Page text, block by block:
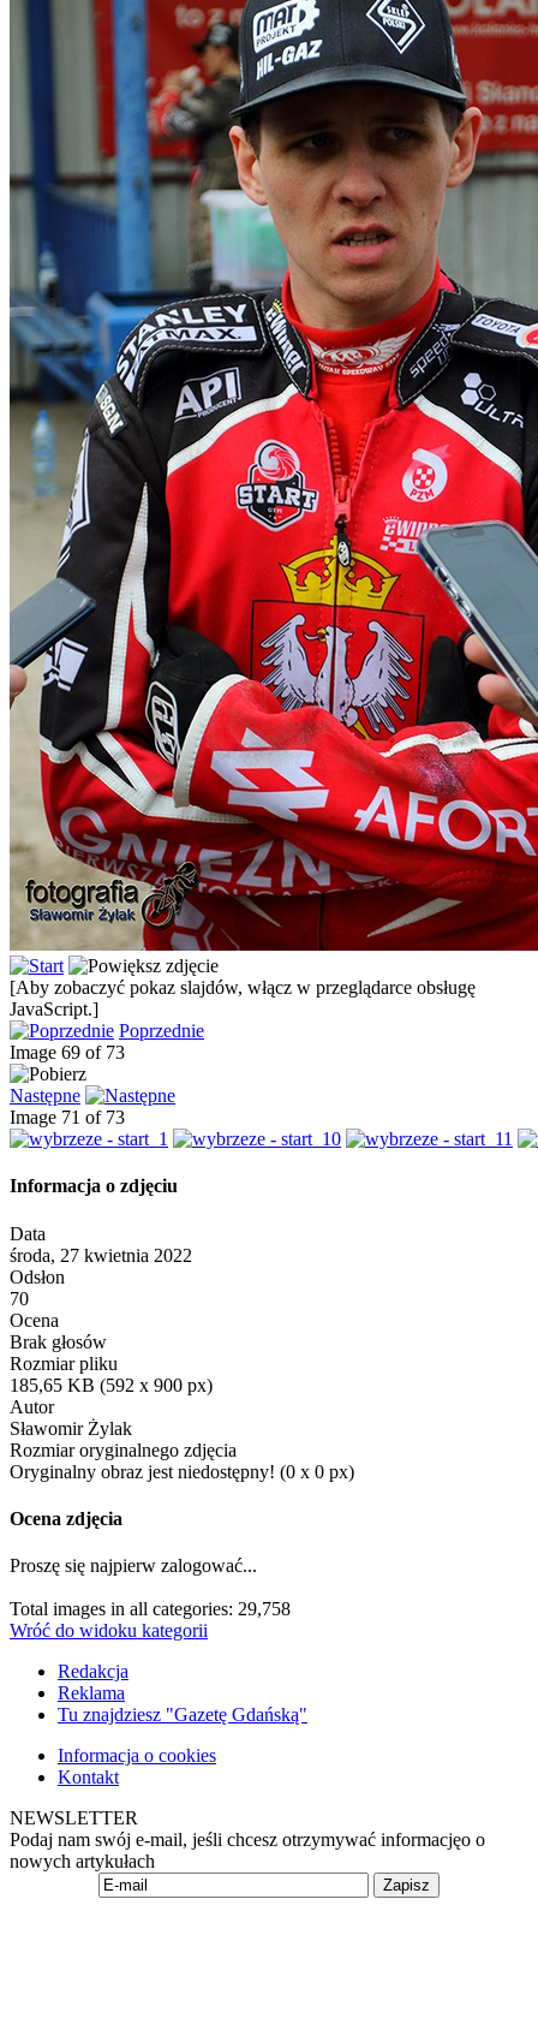
[Aby zobaczyć pokaz slajdów, włącz w przeglądarce obsługę
JavaScript.]
Poprzednie
Image 69 of 73
Następne
Image 71 of 73
Informacja o zdjęciu
Data
środa, 27 kwietnia 2022
Odsłon
70
Ocena
Brak głosów
Rozmiar pliku
185,65 KB (592 x 900 px)
Autor
Sławomir Żylak
Rozmiar oryginalnego zdjęcia
Oryginalny obraz jest niedostępny! (0 x 0 px)
Ocena zdjęcia
Proszę się najpierw zalogować...
Total images in all categories: 29,758
Wróć do widoku kategorii
Redakcja
Reklama
Tu znajdziesz "Gazetę Gdańską"
Informacja o cookies
Kontakt
NEWSLETTER
Podaj nam swój e-mail, jeśli chcesz otrzymywać informacjęo o
nowych artykułach
Zapisz